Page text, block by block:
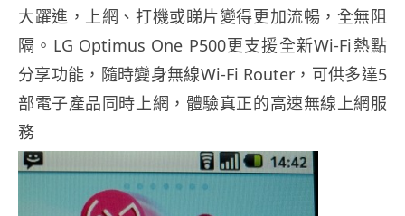
大躍進，上網、打機或睇片變得更加流暢，全無阻
隔。LG Optimus One P500更支援全新Wi-Fi熱點
分享功能，隨時變身無線Wi-Fi Router，可供多達5
部電子產品同時上網，體驗真正的高速無線上網服
務